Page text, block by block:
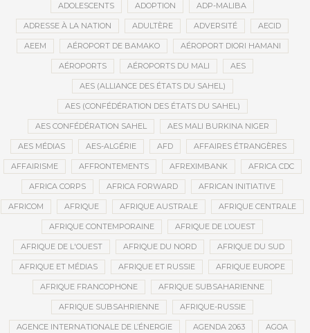
ADOLESCENTS ADOPTION ADP-MALIBA
ADRESSE À LA NATION ADULTÈRE ADVERSITÉ AECID
AEEM AÉROPORT DE BAMAKO AÉROPORT DIORI HAMANI
AÉROPORTS AÉROPORTS DU MALI AES
AES (ALLIANCE DES ÉTATS DU SAHEL)
AES (CONFÉDÉRATION DES ÉTATS DU SAHEL)
AES CONFÉDÉRATION SAHEL AES MALI BURKINA NIGER
AES MÉDIAS AES-ALGÉRIE AFD AFFAIRES ÉTRANGÈRES
AFFAIRISME AFFRONTEMENTS AFREXIMBANK AFRICA CDC
AFRICA CORPS AFRICA FORWARD AFRICAN INITIATIVE
AFRICOM AFRIQUE AFRIQUE AUSTRALE AFRIQUE CENTRALE
AFRIQUE CONTEMPORAINE AFRIQUE DE L’OUEST
AFRIQUE DE L'OUEST AFRIQUE DU NORD AFRIQUE DU SUD
AFRIQUE ET MÉDIAS AFRIQUE ET RUSSIE AFRIQUE EUROPE
AFRIQUE FRANCOPHONE AFRIQUE SUBSAHARIENNE
AFRIQUE SUBSAHRIENNE AFRIQUE-RUSSIE
AGENCE INTERNATIONALE DE L’ÉNERGIE AGENDA 2063 AGOA